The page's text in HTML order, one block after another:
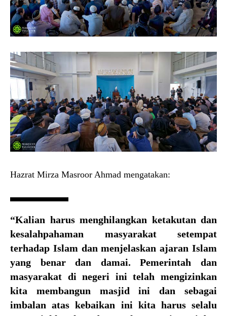
Hazrat Mirza Masroor Ahmad mengatakan:
“Kalian harus menghilangkan ketakutan dan
kesalahpahaman masyarakat setempat
terhadap Islam dan menjelaskan ajaran Islam
yang benar dan damai. Pemerintah dan
masyarakat di negeri ini telah mengizinkan
kita membangun masjid ini dan sebagai
imbalan atas kebaikan ini kita harus selalu